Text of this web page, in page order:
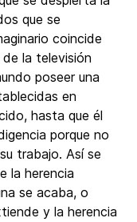
que se
coincide
la televisión
poseer una
en
hasta que él
porque no
trabajo. Así se
la herencia
se acaba, o
y la herencia